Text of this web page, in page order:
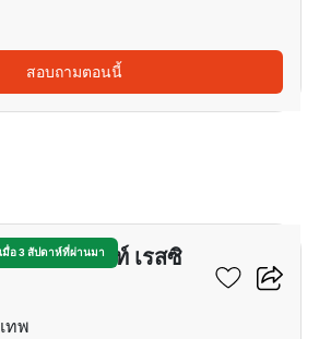
สอบถามตอนนี้
มื่อ 3 สัปดาห์ที่ผ่านมา
เตอร์ฟรอนท์ เรสซิ
ทพ